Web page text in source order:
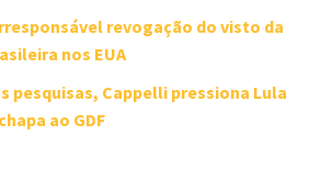
revogação do visto da
nos EUA
pesquisas, Cappelli pressiona Lula
ao GDF